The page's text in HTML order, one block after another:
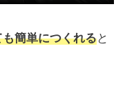
簡単につくれると